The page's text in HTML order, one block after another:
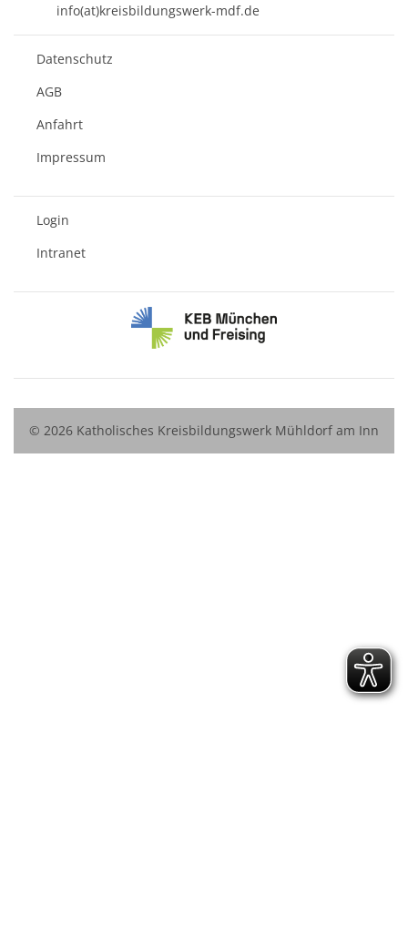
info(at)kreisbildungswerk-mdf.de
Datenschutz
AGB
Anfahrt
Impressum
Login
Intranet
© 2026 Katholisches Kreisbildungswerk Mühldorf am Inn